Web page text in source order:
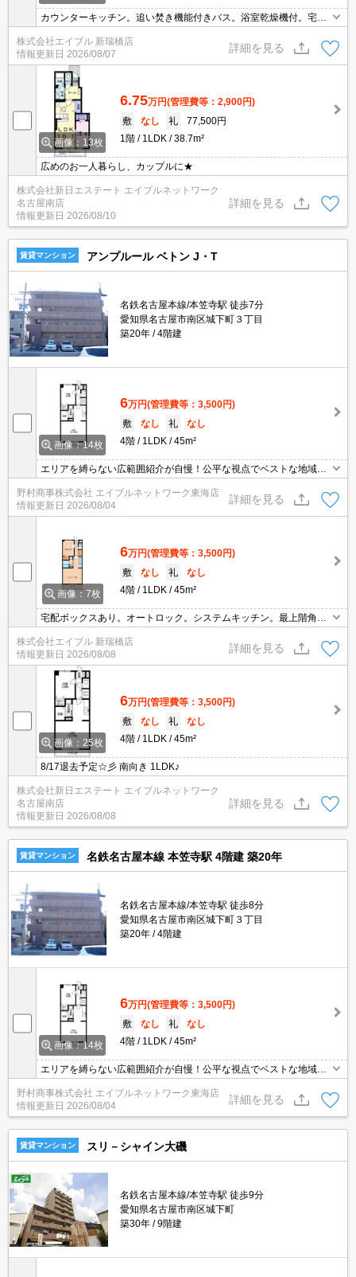
カウンターキッチン。追い焚き機能付きバス。浴室乾燥機付。宅配
ット無料。
株式会社エイブル 新瑞橋店
情報更新日 2026/08/07
詳細を見る
画像：13枚
6.75万円(管理費等：2,900円)
敷
なし 礼
77,500円
1階
1LDK 38.7m²
広めのお一人暮らし、カップルに★
株式会社新日エステート エイブルネットワーク
名古屋南店
情報更新日 2026/08/10
詳細を見る
賃貸マンション アンプルール ベトン J・T
名鉄名古屋本線/本笠寺駅 徒歩7分
愛知県名古屋市南区城下町３丁目
築20年
4階建
画像：14枚
6万円(管理費等：3,500円)
敷
なし 礼
なし
4階
1LDK 45m²
エリアを縛らない広範囲紹介が自慢！公平な視点でベストな地域を
野村商事株式会社 エイブルネットワーク東海店
情報更新日 2026/08/04
詳細を見る
画像：7枚
6万円(管理費等：3,500円)
敷
なし 礼
なし
4階
1LDK 45m²
宅配ボックスあり。オートロック。システムキッチン。最上階角部
株式会社エイブル 新瑞橋店
情報更新日 2026/08/08
詳細を見る
画像：25枚
6万円(管理費等：3,500円)
敷
なし 礼
なし
4階
1LDK 45m²
8/17退去予定☆彡 南向き 1LDK♪
株式会社新日エステート エイブルネットワーク
名古屋南店
情報更新日 2026/08/08
詳細を見る
賃貸マンション 名鉄名古屋本線 本笠寺駅 4階建 築20年
名鉄名古屋本線/本笠寺駅 徒歩8分
愛知県名古屋市南区城下町３丁目
築20年
4階建
画像：14枚
6万円(管理費等：3,500円)
敷
なし 礼
なし
4階
1LDK 45m²
エリアを縛らない広範囲紹介が自慢！公平な視点でベストな地域を
野村商事株式会社 エイブルネットワーク東海店
情報更新日 2026/08/04
詳細を見る
賃貸マンション スリ－シャイン大磯
名鉄名古屋本線/本笠寺駅 徒歩9分
愛知県名古屋市南区城下町
築30年
9階建